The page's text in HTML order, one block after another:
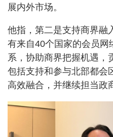
展内外市场。
他指，第二是支持商界融
有来自40个国家的会员网
系，协助商界把握机遇，
包括支持和参与北部都会
高效融合，并继续担当政